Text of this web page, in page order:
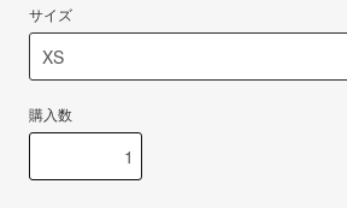
サイズ
購入数